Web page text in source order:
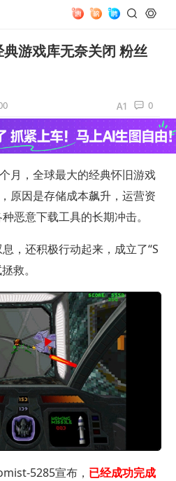
游戏库无奈关闭 粉丝
0
月，全球最大的经典怀旧游戏
原因是存储成本飙升，运营资
恶意下载工具的长期冲击。
，还积极行动起来，成立了“S
救。
5285宣布， 已经成功完成